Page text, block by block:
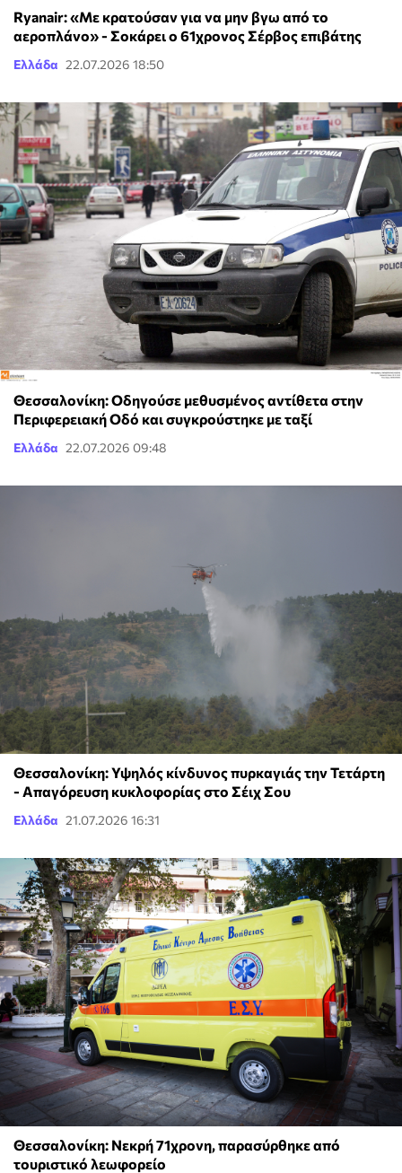
Ryanair: «Με κρατούσαν για να μην βγω από το
αεροπλάνο» - Σοκάρει ο 61χρονος Σέρβος επιβάτης
Ελλάδα 22.07.2026 18:50
Θεσσαλονίκη: Οδηγούσε μεθυσμένος αντίθετα στην
Περιφερειακή Οδό και συγκρούστηκε με ταξί
Ελλάδα 22.07.2026 09:48
Θεσσαλονίκη: Υψηλός κίνδυνος πυρκαγιάς την Τετάρτη
- Απαγόρευση κυκλοφορίας στο Σέιχ Σου
Ελλάδα 21.07.2026 16:31
Θεσσαλονίκη: Νεκρή 71χρονη, παρασύρθηκε από
τουριστικό λεωφορείο